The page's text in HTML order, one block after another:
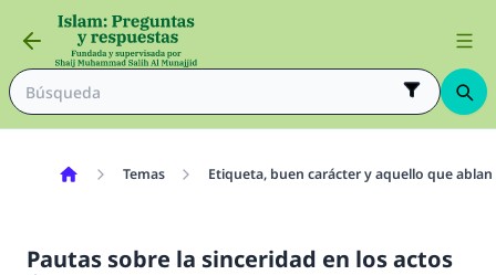
Temas Etiqueta, buen carácter y aquello que
Pautas sobre la sinceridad en los actos